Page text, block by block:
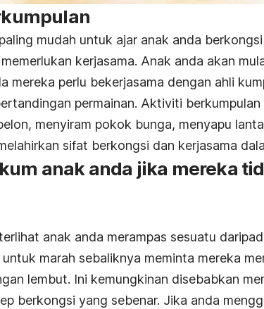
mudah untuk ajar anak anda
kerjasama. Anak anda akan
mereka perlu bekerjasama dengan ahli
permainan. Aktiviti
menyiram pokok bunga, menyapu
sifat berkongsi dan kerjasama
anak anda jika mereka
anak anda merampas sesuatu
marah sebaliknya meminta mereka
lembut. Ini kemungkinan disebabkan
berkongsi yang sebenar. Jika anda